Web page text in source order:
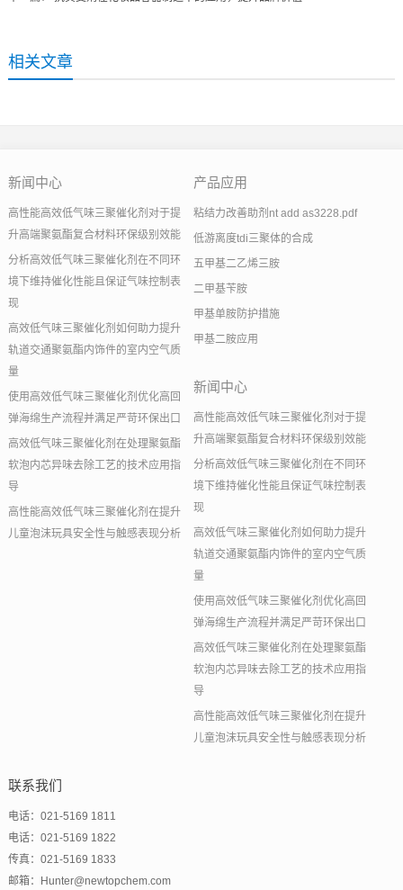
相关文章
新闻中心
高性能高效低气味三聚催化剂对于提
升高端聚氨酯复合材料环保级别效能
分析高效低气味三聚催化剂在不同环
境下维持催化性能且保证气味控制表
现
高效低气味三聚催化剂如何助力提升
轨道交通聚氨酯内饰件的室内空气质
量
使用高效低气味三聚催化剂优化高回
弹海绵生产流程并满足严苛环保出口
高效低气味三聚催化剂在处理聚氨酯
软泡内芯异味去除工艺的技术应用指
导
高性能高效低气味三聚催化剂在提升
儿童泡沫玩具安全性与触感表现分析
产品应用
粘结力改善助剂nt add as3228.pdf
低游离度tdi三聚体的合成
五甲基二乙烯三胺
二甲基苄胺
甲基单胺防护措施
甲基二胺应用
新闻中心
高性能高效低气味三聚催化剂对于提
升高端聚氨酯复合材料环保级别效能
分析高效低气味三聚催化剂在不同环
境下维持催化性能且保证气味控制表
现
高效低气味三聚催化剂如何助力提升
轨道交通聚氨酯内饰件的室内空气质
量
使用高效低气味三聚催化剂优化高回
弹海绵生产流程并满足严苛环保出口
高效低气味三聚催化剂在处理聚氨酯
软泡内芯异味去除工艺的技术应用指
导
高性能高效低气味三聚催化剂在提升
儿童泡沫玩具安全性与触感表现分析
联系我们
电话：021-5169 1811
电话：021-5169 1822
传真：021-5169 1833
邮箱：Hunter@newtopchem.com